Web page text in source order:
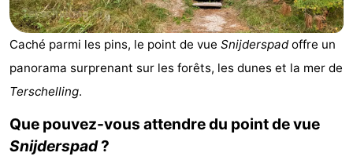
nuit
-
Elements
-
Kaap
West
-
Résidence
Terschelling
-
Strandappartementen
-
Caché parmi les pins, le point de vue Snijderspadoffre un
panorama surprenant sur les forêts, les dunes et la mer de
Terschelling.
Que pouvez-vous attendre du point de vue
Snijderspad?